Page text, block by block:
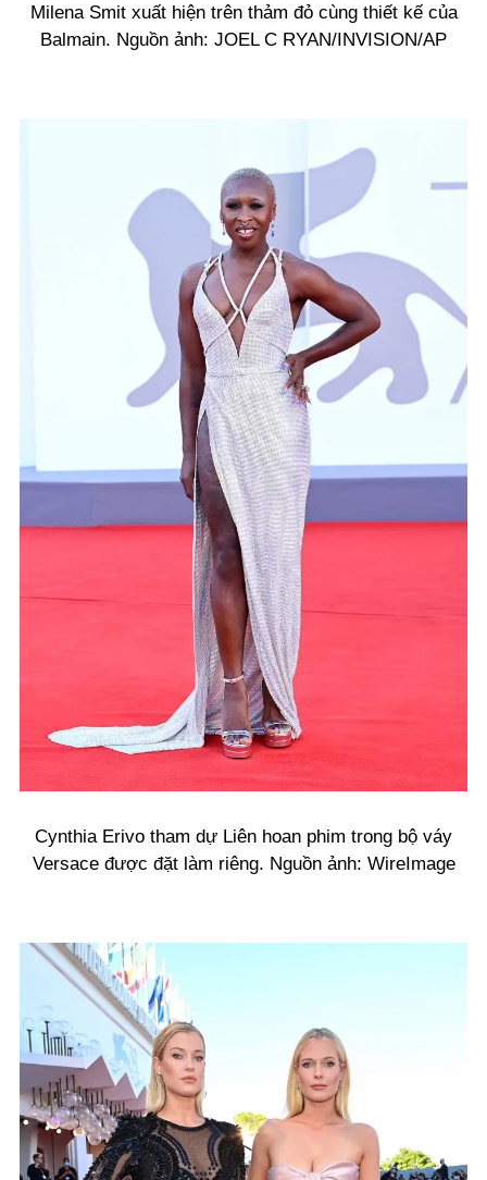
Milena Smit xuất hiện trên thảm đỏ cùng thiết kế của
Balmain. Nguồn ảnh: JOEL C RYAN/INVISION/AP
Cynthia Erivo tham dự Liên hoan phim trong bộ váy
Versace được đặt làm riêng. Nguồn ảnh: WireImage